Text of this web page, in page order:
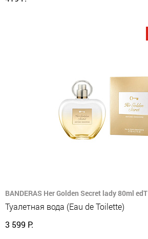
BANDERAS Her Golden Secret lady 80ml edT
Туалетная вода (Eau de Toilette)
3 599 Р.